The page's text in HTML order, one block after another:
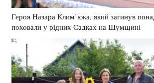
Героя Назара Клим’юка, який загинув
поховали у рідних Садках на Шумщині